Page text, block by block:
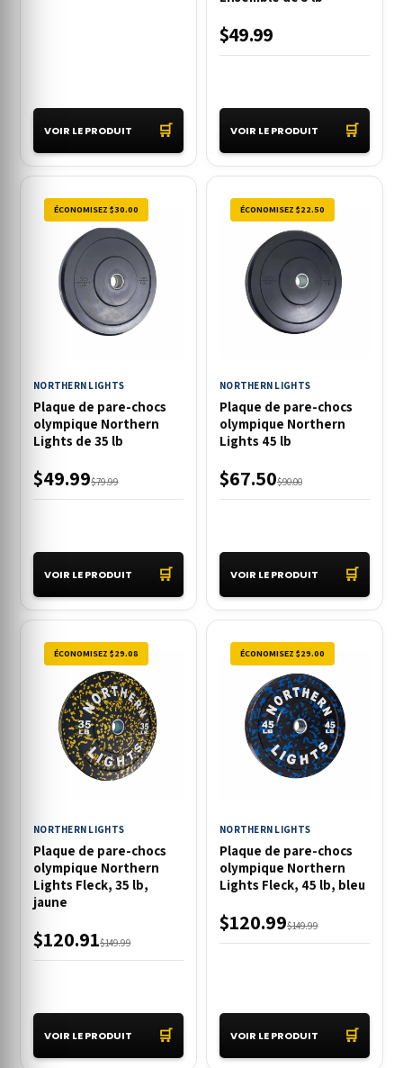
VOIR LE PRODUIT 🛒
$49.99
VOIR LE PRODUIT 🛒
ÉCONOMISEZ $30.00
NORTHERN LIGHTS
Plaque de pare-chocs
olympique Northern
Lights de 35 lb
$79.99
$49.99
VOIR LE PRODUIT 🛒
ÉCONOMISEZ $22.50
NORTHERN LIGHTS
Plaque de pare-chocs
olympique Northern
Lights 45 lb
$90.00
$67.50
VOIR LE PRODUIT 🛒
ÉCONOMISEZ $29.08
NORTHERN LIGHTS
Plaque de pare-chocs
olympique Northern
Lights Fleck, 35 lb,
jaune
$149.99
$120.91
VOIR LE PRODUIT 🛒
ÉCONOMISEZ $29.00
NORTHERN LIGHTS
Plaque de pare-chocs
olympique Northern
Lights Fleck, 45 lb, bleu
$149.99
$120.99
VOIR LE PRODUIT 🛒